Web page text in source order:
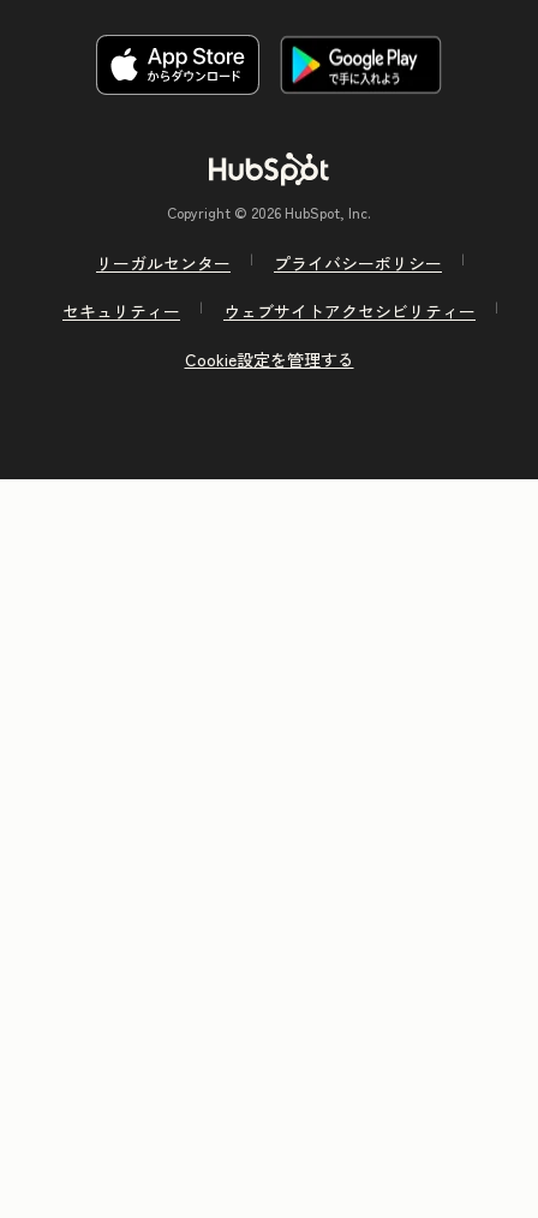
Copyright © 2026 HubSpot, Inc.
リーガルセンター
プライバシーポリシー
セキュリティー
ウェブサイトアクセシビリティー
Cookie設定を管理する